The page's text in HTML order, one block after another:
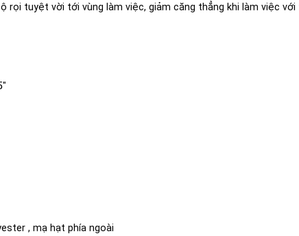
tuyệt vời tới vùng làm việc, giảm căng thẳng khi làm việc với
, mạ hạt phía ngoài